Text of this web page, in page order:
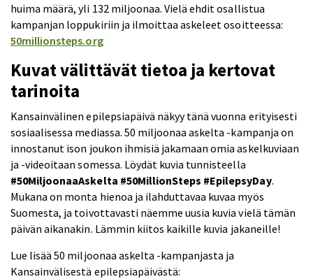
huima määrä, yli 132 miljoonaa. Vielä ehdit osallistua
kampanjan loppukiriin ja ilmoittaa askeleet osoitteessa:
50millionsteps.org
Kuvat välittävät tietoa ja kertovat
tarinoita
Kansainvälinen epilepsiapäivä näkyy tänä vuonna erityisesti
sosiaalisessa mediassa. 50 miljoonaa askelta -kampanja on
innostanut ison joukon ihmisiä jakamaan omia askelkuviaan
ja -videoitaan somessa. Löydät kuvia tunnisteella
#50MiljoonaaAskelta #50MillionSteps #EpilepsyDay.
Mukana on monta hienoa ja ilahduttavaa kuvaa myös
Suomesta, ja toivottavasti näemme uusia kuvia vielä tämän
päivän aikanakin. Lämmin kiitos kaikille kuvia jakaneille!
Lue lisää 50 miljoonaa askelta -kampanjasta ja
Kansainvälisestä epilepsiapäivästä: